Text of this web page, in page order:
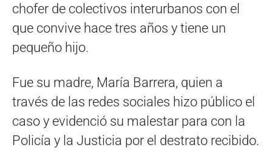
chofer de colectivos interurbanos con el
que convive hace tres años y tiene un
pequeño hijo.
Fue su madre, María Barrera, quien a
través de las redes sociales hizo público el
caso y evidenció su malestar para con la
Policía y la Justicia por el destrato recibido.